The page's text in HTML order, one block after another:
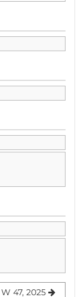
W 47, 2025